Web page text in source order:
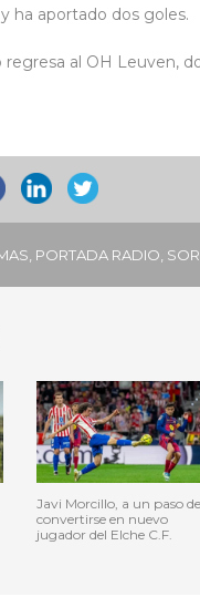
ha aportado dos goles.
regresa al OH Leuven,
PORTADA RADIO
Javi Morcillo, a un paso de
convertirse en nuevo
jugador del Elche C.F.